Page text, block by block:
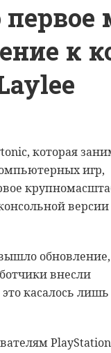
к
которая
игр,
версии
внесли
касалось